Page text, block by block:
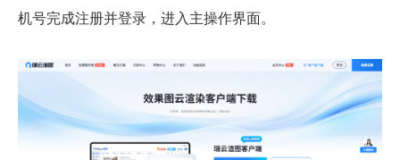
机号完成注册并登录，进入主操作界面。